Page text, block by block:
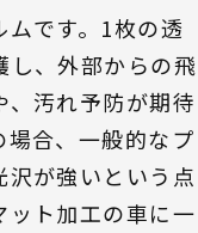
です。1枚の透
し、外部からの飛
汚れ予防が期待
合、一般的なプ
沢が強いという点
ット加工の車に一